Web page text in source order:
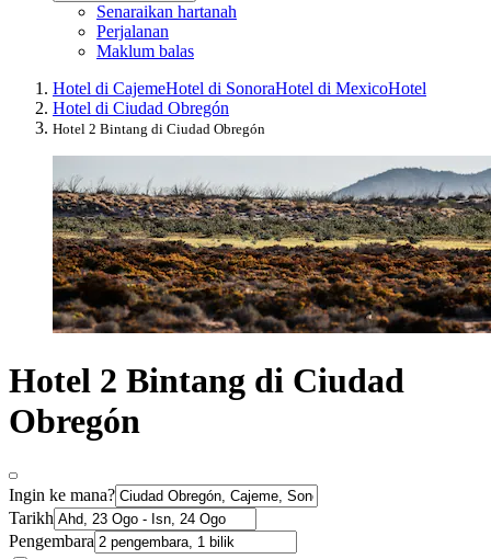
Senaraikan hartanah
Perjalanan
Maklum balas
Hotel di CajemeHotel di SonoraHotel di MexicoHotel
Hotel di Ciudad Obregón
Hotel 2 Bintang di Ciudad Obregón
Hotel 2 Bintang di Ciudad
Obregón
Ingin ke mana?
Tarikh
Pengembara